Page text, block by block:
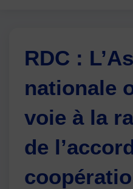
RDC :
nationale
voie à la
de